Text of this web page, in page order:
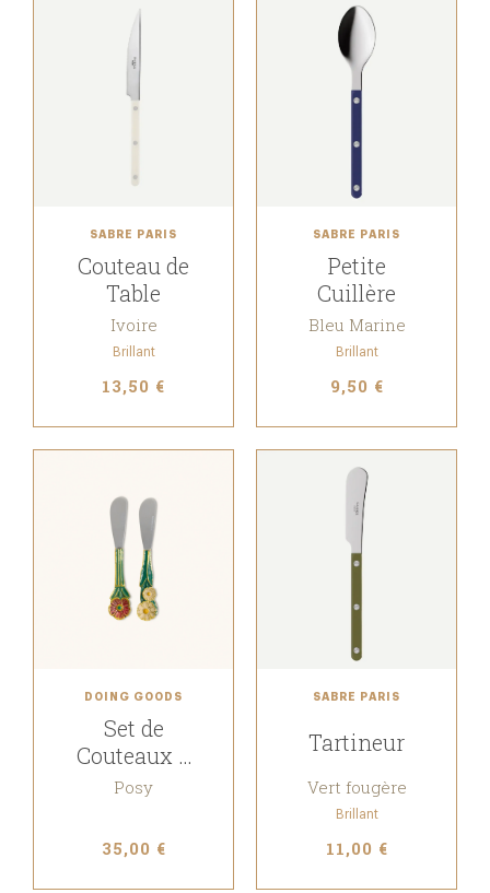
SABRE PARIS
Couteau de
Table
Ivoire
Brillant
13,50 €
SABRE PARIS
Petite
Cuillère
Bleu Marine
Brillant
9,50 €
DOING GOODS
Set de
Couteaux à
Beurre
Posy
35,00 €
SABRE PARIS
Tartineur
Vert fougère
Brillant
11,00 €